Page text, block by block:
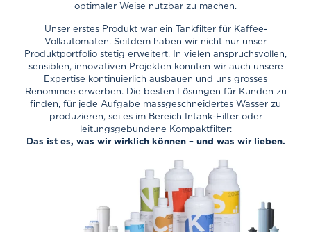
optimaler Weise nutzbar zu machen.
Unser erstes Produkt war ein Tankfilter für Kaffee-
Vollautomaten. Seitdem haben wir nicht nur unser
Produktportfolio stetig erweitert. In vielen anspruchsvollen,
sensiblen, innovativen Projekten konnten wir auch unsere
Expertise kontinuierlich ausbauen und uns grosses
Renommee erwerben. Die besten Lösungen für Kunden zu
finden, für jede Aufgabe massgeschneidertes Wasser zu
produzieren, sei es im Bereich Intank-Filter oder
leitungsgebundene Kompaktfilter:
Das ist es, was wir wirklich können – und was wir lieben.